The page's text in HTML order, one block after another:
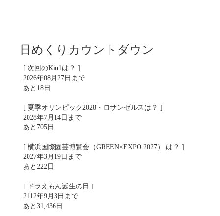
日めくりカウントダウン
[ 次回のKin1は？ ]
2026年08月27日まで
あと18日
[ 夏季オリンピック2028・ロサンゼルスは？ ]
2028年7月14日まで
あと705日
[ 横浜国際園芸博覧会（GREEN×EXPO 2027） は？ ]
2027年3月19日まで
あと222日
[ ドラえもん誕生の日 ]
2112年9月3日まで
あと31,436日